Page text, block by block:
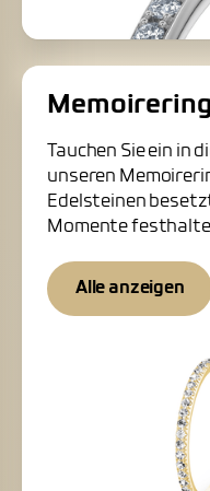
Tauchen Sie ein in
unseren
Edelsteinen
Momente
Alle anzeigen